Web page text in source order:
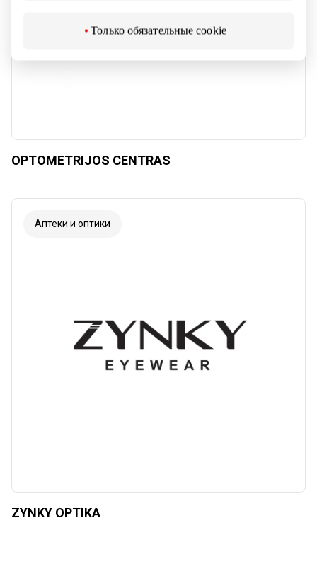
Только обязательные cookie
OPTOMETRIJOS CENTRAS
Аптеки и оптики
ZYNKY OPTIKA